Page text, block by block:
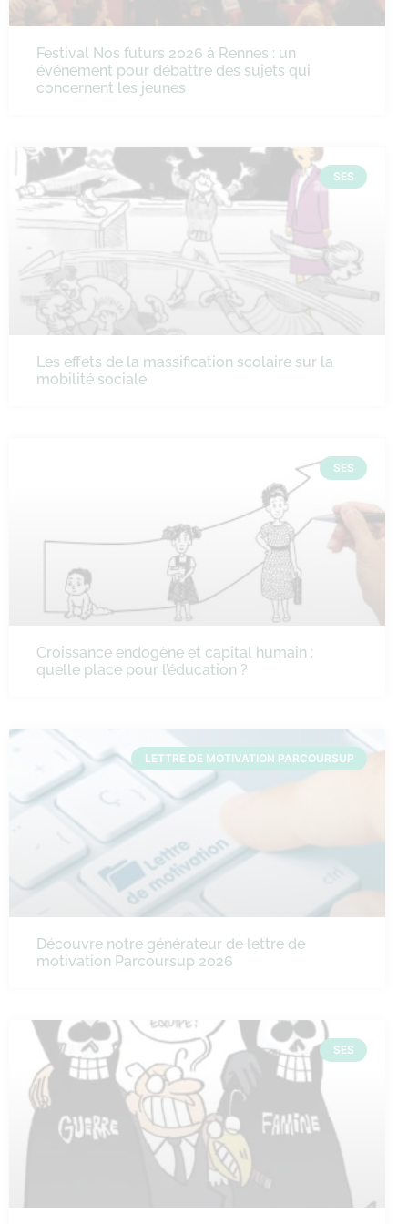
Festival Nos futurs 2026 à Rennes : un
événement pour débattre des sujets qui
concernent les jeunes
SES
Les effets de la massification scolaire sur la
mobilité sociale
SES
Croissance endogène et capital humain :
quelle place pour l’éducation ?
LETTRE DE MOTIVATION PARCOURSUP
Découvre notre générateur de lettre de
motivation Parcoursup 2026
SES